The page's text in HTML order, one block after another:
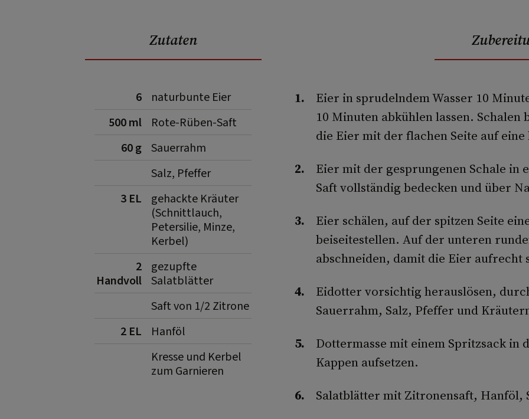
Zutaten
6
naturbunte Eier
500 ml
Rote-Rüben-Saft
60 g Sauerrahm
Salz, Pfeffer
3 EL
gehackte Kräuter
(Schnittlauch,
Petersilie, Minze,
Kerbel)
2
Handvoll
gezupfte
Salatblätter
Saft von 1/2 Zitrone
2 EL
Hanföl
Kresse und Kerbel
zum Garnieren
Eier in sprudelndem Wasser 10
10 Minuten abkühlen lassen.
die Eier mit der flachen Seite auf
Eier mit der gesprungenen Schale in
Saft vollständig bedecken und über
Eier schälen, auf der spitzen Seite
beiseitestellen. Auf der unteren
abschneiden, damit die Eier aufrecht
Eidotter vorsichtig herauslösen,
Sauerrahm, Salz, Pfeffer und
Dottermasse mit einem Spritzsack in
Kappen aufsetzen.
Salatblätter mit Zitronensaft, Hanföl,